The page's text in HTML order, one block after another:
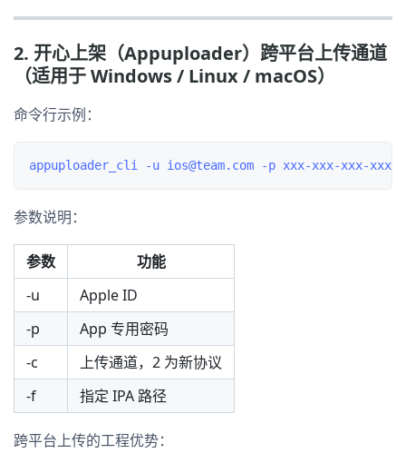
2. 开心上架（Appuploader）跨平台上传通道
（适用于 Windows / Linux / macOS）
命令行示例：
参数说明：
参数
功能
-u
Apple ID
-p
App 专用密码
-c
上传通道，2 为新协议
-f
指定 IPA 路径
跨平台上传的工程优势：